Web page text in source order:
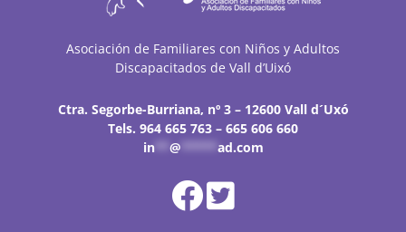
Asociación de Familiares con Niños y Adultos
Discapacitados de Vall d’Uixó
Ctra. Segorbe-Burriana, nº 3 – 12600 Vall d´Uxó
Tels. 964 665 763 – 665 606 660
in** @ ad.com